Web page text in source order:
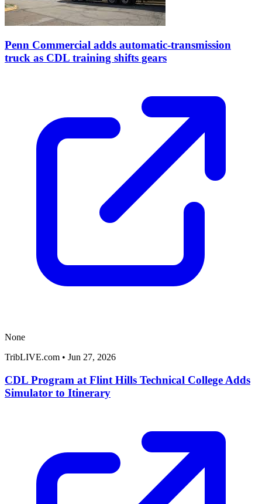
Penn Commercial adds automatic-transmission
truck as CDL training shifts gears
None
TribLIVE.com • Jun 27, 2026
CDL Program at Flint Hills Technical College Adds
Simulator to Itinerary